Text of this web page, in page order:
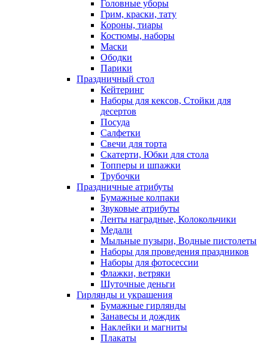
Головные уборы
Грим, краски, тату
Короны, тиары
Костюмы, наборы
Маски
Ободки
Парики
Праздничный стол
Кейтеринг
Наборы для кексов, Стойки для
десертов
Посуда
Салфетки
Свечи для торта
Скатерти, Юбки для стола
Топперы и шпажки
Трубочки
Праздничные атрибуты
Бумажные колпаки
Звуковые атрибуты
Ленты наградные, Колокольчики
Медали
Мыльные пузыри, Водные пистолеты
Наборы для проведения праздников
Наборы для фотосессии
Флажки, ветряки
Шуточные деньги
Гирлянды и украшения
Бумажные гирлянды
Занавесы и дождик
Наклейки и магниты
Плакаты